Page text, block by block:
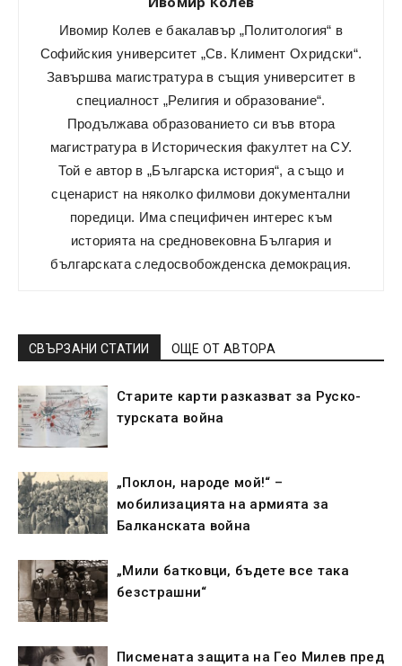
Ивомир Колев е бакалавър „Политология“ в
Софийския университет „Св. Климент Охридски“.
Завършва магистратура в същия университет в
специалност „Религия и образование“.
Продължава образованието си във втора
магистратура в Историческия факултет на СУ.
Той е автор в „Българска история“, а също и
сценарист на няколко филмови документални
поредици. Има специфичен интерес към
историята на средновековна България и
българската следосвобожденска демокрация.
СВЪРЗАНИ СТАТИИ ОЩЕ ОТ АВТОРА
Старите карти разказват за Руско-
турската война
„Поклон, народе мой!“ –
мобилизацията на армията за
Балканската война
„Мили батковци, бъдете все така
безстрашни“
Писмената защита на Гео Милев пред